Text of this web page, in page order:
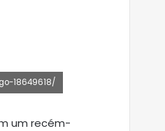
18649618/
um recém-